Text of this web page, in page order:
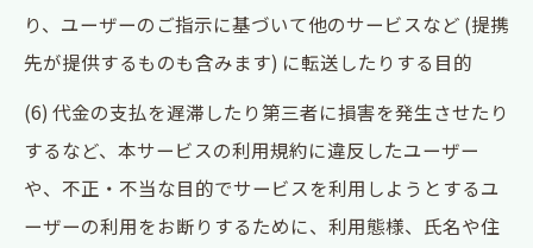
り、ユーザーのご指示に基づいて他のサービスなど (提携
先が提供するものも含みます) に転送したりする目的
(6) 代金の支払を遅滞したり第三者に損害を発生させたり
するなど、本サービスの利用規約に違反したユーザー
や、不正・不当な目的でサービスを利用しようとするユ
ーザーの利用をお断りするために、利用態様、氏名や住